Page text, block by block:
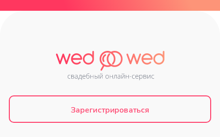
Зарегистрироваться